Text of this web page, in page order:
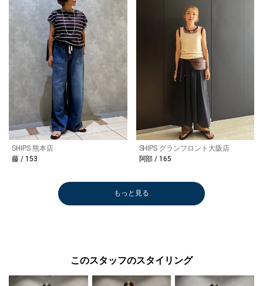
SHIPS 熊本店
藤 / 153
SHIPS グランフロント大阪店
阿部 / 165
もっと見る
このスタッフのスタイリング